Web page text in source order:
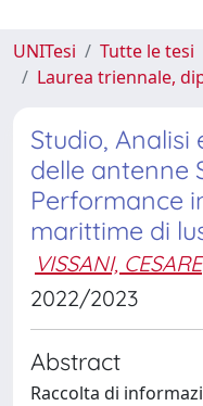
UNITesi
Tutte le tesi
Laurea triennale,
Studio,
delle antenne
Performance
marittime di
VISSANI, CESARE
2022/2023
Abstract
Raccolta di